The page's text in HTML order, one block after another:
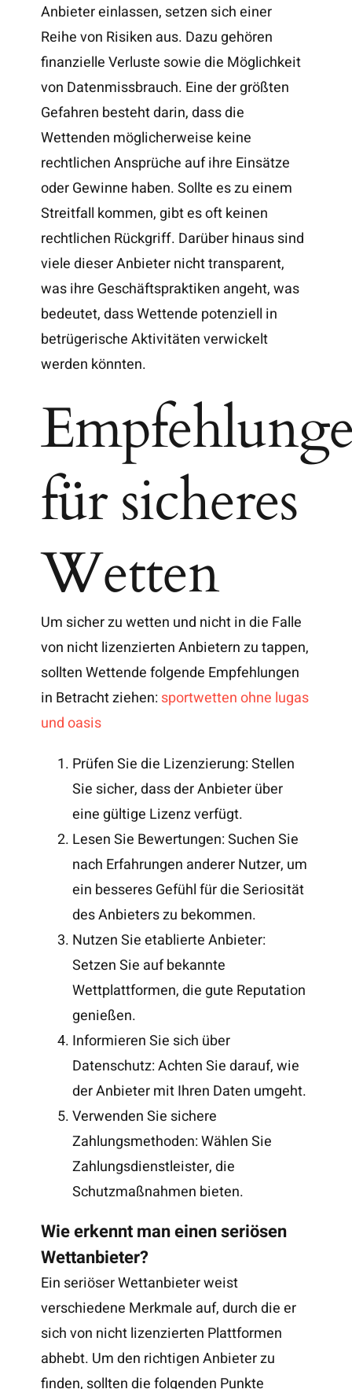
Anbieter einlassen, setzen sich einer
Reihe von Risiken aus. Dazu gehören
finanzielle Verluste sowie die Möglichkeit
von Datenmissbrauch. Eine der größten
Gefahren besteht darin, dass die
Wettenden möglicherweise keine
rechtlichen Ansprüche auf ihre Einsätze
oder Gewinne haben. Sollte es zu einem
Streitfall kommen, gibt es oft keinen
rechtlichen Rückgriff. Darüber hinaus sind
viele dieser Anbieter nicht transparent,
was ihre Geschäftspraktiken angeht, was
bedeutet, dass Wettende potenziell in
betrügerische Aktivitäten verwickelt
werden könnten.
für sicheres
Wetten
Um sicher zu wetten und nicht in die Falle
von nicht lizenzierten Anbietern zu tappen,
sollten Wettende folgende Empfehlungen
in Betracht ziehen:sportwetten ohne lugas
und oasis
Prüfen Sie die Lizenzierung: Stellen
Sie sicher, dass der Anbieter über
eine gültige Lizenz verfügt.
Lesen Sie Bewertungen: Suchen Sie
nach Erfahrungen anderer Nutzer, um
ein besseres Gefühl für die Seriosität
des Anbieters zu bekommen.
Nutzen Sie etablierte Anbieter:
Setzen Sie auf bekannte
Wettplattformen, die gute Reputation
genießen.
Informieren Sie sich über
Datenschutz: Achten Sie darauf, wie
der Anbieter mit Ihren Daten umgeht.
Verwenden Sie sichere
Zahlungsmethoden: Wählen Sie
Zahlungsdienstleister, die
Schutzmaßnahmen bieten.
Wie erkennt man einen seriösen
Wettanbieter?
Ein seriöser Wettanbieter weist
verschiedene Merkmale auf, durch die er
sich von nicht lizenzierten Plattformen
abhebt. Um den richtigen Anbieter zu
finden, sollten die folgenden Punkte